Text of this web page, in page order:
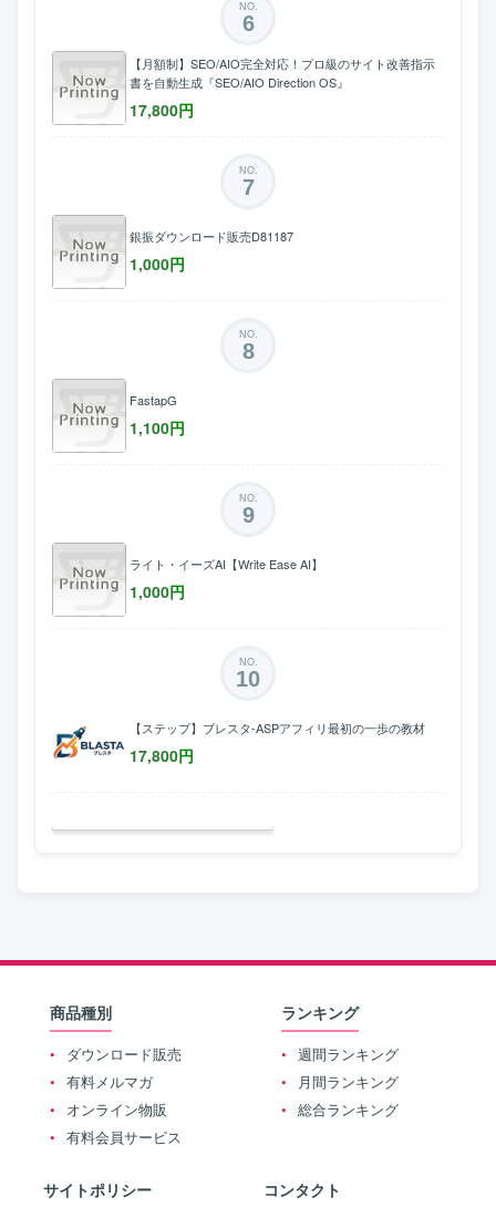
NO.
6
【月額制】SEO/AIO完全対応！プロ級のサイト改善指示
書を自動生成『SEO/AIO Direction OS』
17,800円
NO.
7
銀振ダウンロード販売D81187
1,000円
NO.
8
FastapG
1,100円
NO.
9
ライト・イーズAI【Write Ease AI】
1,000円
NO.
10
【ステップ】ブレスタ-ASPアフィリ最初の一歩の教材
17,800円
商品種別
ダウンロード販売
有料メルマガ
オンライン物販
有料会員サービス
ランキング
週間ランキング
月間ランキング
総合ランキング
サイトポリシー コンタクト